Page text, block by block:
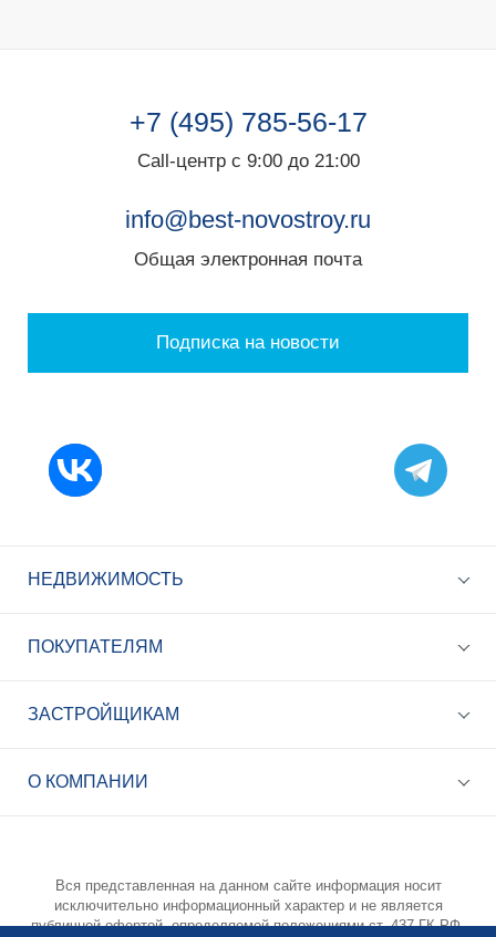
+7 (495) 785-56-17
+7 (495) 785-56-17
Call-центр с 9:00 до 21:00
info@best-novostroy.ru
Общая электронная почта
Подписка на новости
НЕДВИЖИМОСТЬ
ПОКУПАТЕЛЯМ
ЗАСТРОЙЩИКАМ
О КОМПАНИИ
Вся представленная на данном сайте информация носит
исключительно информационный характер и не является
публичной офертой, определяемой положениями ст. 437 ГК РФ.